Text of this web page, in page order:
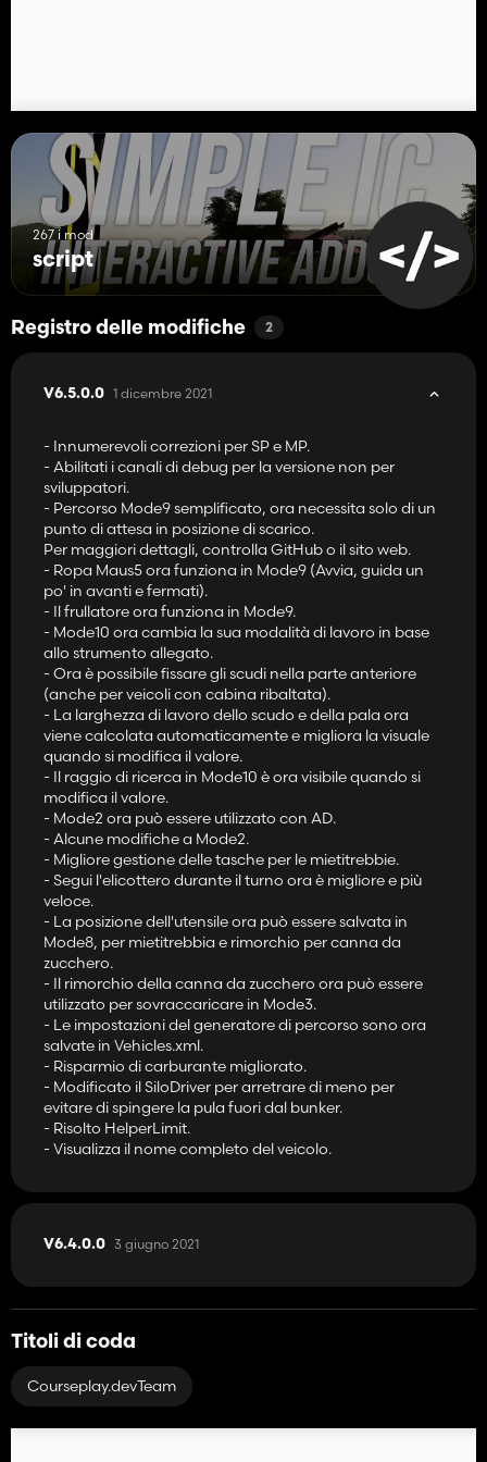
267 i mod
script
Registro delle modifiche 2
V6.5.0.0 1 dicembre 2021
- Innumerevoli correzioni per SP e MP.
- Abilitati i canali di debug per la versione non per
sviluppatori.
- Percorso Mode9 semplificato, ora necessita solo di un
punto di attesa in posizione di scarico.
Per maggiori dettagli, controlla GitHub o il sito web.
- Ropa Maus5 ora funziona in Mode9 (Avvia, guida un
po' in avanti e fermati).
- Il frullatore ora funziona in Mode9.
- Mode10 ora cambia la sua modalità di lavoro in base
allo strumento allegato.
- Ora è possibile fissare gli scudi nella parte anteriore
(anche per veicoli con cabina ribaltata).
- La larghezza di lavoro dello scudo e della pala ora
viene calcolata automaticamente e migliora la visuale
quando si modifica il valore.
- Il raggio di ricerca in Mode10 è ora visibile quando si
modifica il valore.
- Mode2 ora può essere utilizzato con AD.
- Alcune modifiche a Mode2.
- Migliore gestione delle tasche per le mietitrebbie.
- Segui l'elicottero durante il turno ora è migliore e più
veloce.
- La posizione dell'utensile ora può essere salvata in
Mode8, per mietitrebbia e rimorchio per canna da
zucchero.
- Il rimorchio della canna da zucchero ora può essere
utilizzato per sovraccaricare in Mode3.
- Le impostazioni del generatore di percorso sono ora
salvate in Vehicles.xml.
- Risparmio di carburante migliorato.
- Modificato il SiloDriver per arretrare di meno per
evitare di spingere la pula fuori dal bunker.
- Risolto HelperLimit.
- Visualizza il nome completo del veicolo.
V6.4.0.0 3 giugno 2021
Titoli di coda
Courseplay.devTeam